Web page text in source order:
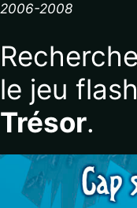
2006-2008
le jeu
Trésor.